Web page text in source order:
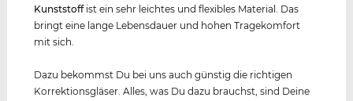
Kunststoffist ein sehr leichtes und flexibles Material. Das
bringt eine lange Lebensdauer und hohen Tragekomfort
mit sich.
Dazu bekommst Du bei uns auch günstig die richtigen
Korrektionsgläser. Alles, was Du dazu brauchst, sind Deine